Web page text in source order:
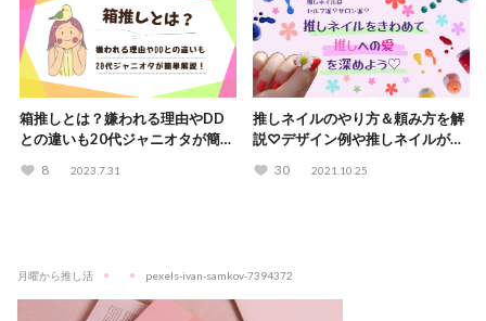
箱推しとは？嫌われる理由やDD
との違いも20代ジャニオタが簡単
8 2023.7.31
推しネイルのやり方＆頼み方を解
説♡デザイン例や推しネイルがで
30 2021.10.25
月曜から推し活 pexels-ivan-samkov-7394372